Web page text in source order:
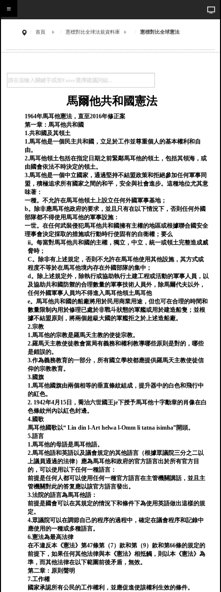
首頁 憲標對比全球法規資料庫 憲標對比全球憲法
馬爾他共和國憲法
1964年馬耳他憲法，直至2016年修正案
第一章：馬耳他共和國
1.共和國及其領土
1.馬耳他是一個民主共和國，立足於工作並尊重個人的基本權利和自
由。
2.馬耳他領土包括在指定日期之前緊鄰馬耳他的領土，包括其領海，或
由國會依法不時決定的領土。
3.馬耳他是一個中立國家，通過堅持不結盟政策和拒絕參加任何軍事同
盟，積極追求所有國家之間的和平，安全與社會進步。這種地位尤其意
味著：
一種。不允許在馬耳他領土上設立任何外國軍事基地；
b。除非應馬耳他政府的要求，並且只有在以下情況下，否則任何外國
部隊都不得使用馬耳他的軍事設施：
一世。在任何武裝侵犯馬耳他共和國擁有主權的地區或根據聯合國安全
理事會決定採取的措施或行動時行使固有的自衛權；要么
ii。每當對馬耳他共和國的主權，獨立，中立，統一或領土完整造成威
脅時；
C。除非有上述規定，否則不允許在馬耳他使用其他設施，其方式或
程度不等於在馬耳他境內存在外國部隊的集中；
d。除上述規定外，除執行或協助執行土建工程或活動的軍事人員，以
及協助共和國防禦的合理數量的軍事技術人員外，除馬爾代夫以外，
任何外國軍事人員均不得進入馬耳他領土馬耳他
e。馬耳他共和國的船廠將用於民用商業用途，但也可在合理的時間和
數量限制內用於修理已處於非戰斗狀態的軍艦或用於建造船隻；並根
據不結盟原則，將兩個超級大國的軍艦拒之於上述造船廠。
2.宗教
1.馬耳他的宗教是羅馬天主教的使徒宗教。
2.羅馬天主教使徒教會當局有義務和權利教導哪些原則是對的，哪些
是錯誤的。
3.作為義務教育的一部分，所有國立學校都應提供羅馬天主教使徒信
仰的宗教教育。
3.國旗
1.馬耳他國旗由兩個相等的垂直條紋組成，提升器中的白色和飛行中
的紅色。
2. 1942年4月15日，喬治六世國王je下授予馬耳他十字勳章的肖像在白
色條紋州內以紅色封邊。
4.國歌
馬耳他國歌以“ Lin din l-Art helwa l-Omm li tatna isimha”開頭。
5.語言
1.馬耳他的母語是馬耳他語。
2.馬耳他語和英語以及議會規定的其他語言（根據眾議院三分之二以
上議員通過的法律）應為馬耳他和政府的官方語言出於所有官方目
的，可以使用以下任何一種語言：
前提是任何人都可以使用任何一種官方語言在主管機關講話，並且主
管機關對此的答复應以該官方語言發出。
3.法院的語言為馬耳他語：
前提是國會可以在其規定的情況下和條件下為使用英語做出這樣的規
定。
4.眾議院可以在調節自己的程序的過程中，確定在議會程序和記錄中
應使用的一種或多種語言。
6.憲法為最高法律
在不違反本《憲法》第47條第（7）款和第（9）款和第66條的規定的
前提下，如果任何其他法律與本《憲法》相抵觸，則以本《憲法》為
準，而其他法律在以下範圍前後矛盾，無效。
第二章：原則聲明
7.工作權
國家承認所有公民的工作權利，並應促進使該權利生效的條件。